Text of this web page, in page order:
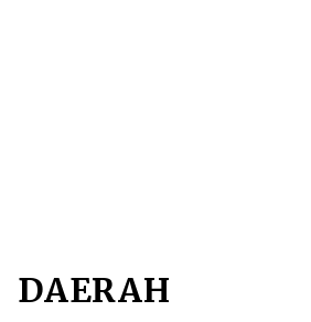
DAERAH